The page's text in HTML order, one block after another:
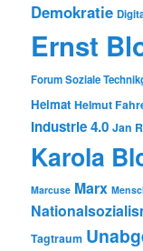
Demokratie
Ernst
Forum Soziale
Heimat Helmut
Industrie 4.0 Jan
Karola
Marcuse Marx
Tagtraum